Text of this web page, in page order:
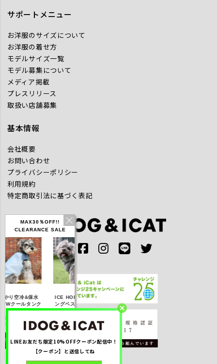
MAX30％OFF!!
CLEARANCE SALE
り空冷&保水
Wクールタンク
OFF】2,310
円(税込み)
しく見る
ICE HOLD フィッシ
ングベスト 保冷剤付
円(税込み)
詳しく見る
IDOG ICE HOLD ネ
ッククーラー 保冷剤
円(税込み)
詳しく見る
サポートメニュー
お洋服のサイズについて
お洋服の着せ方
モデルサイズ一覧
モデル募集について
メディア掲載
プレスリリース
取扱い店舗募集
基本情報
会社概要
お問い合わせ
プライバシーポリシー
利用規約
特定商取引法に基づく表記
LINEお友だち限定10%OFFクーポン配信中！
【クーポン】と送信してね